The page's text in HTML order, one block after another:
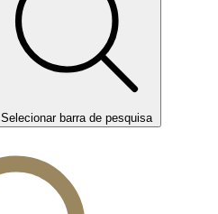
Selecionar barra de pesquisa